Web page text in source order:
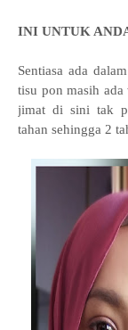
INI UNTUK
Sentiasa ada
tisu pon masih
jimat di sini tak
tahan sehingga 2